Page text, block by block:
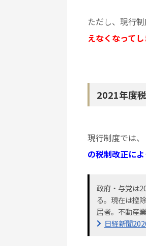
ただし、現行
えなくなってし
2021年度
現行制度では
の税制改正に
政府・与党は
る。現在は控
居者。不動産
日経新聞